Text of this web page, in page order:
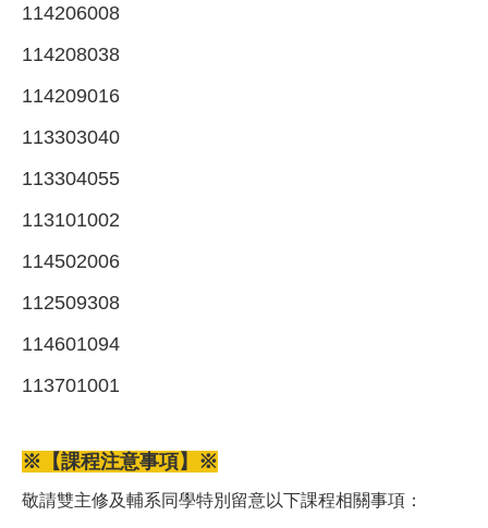
114206008
114208038
114209016
113303040
113304055
113101002
114502006
112509308
114601094
113701001
※【課程注意事項】※
敬請雙主修及輔系同學特別留意以下課程相關事項：